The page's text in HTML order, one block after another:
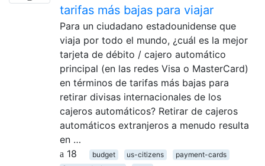
tarifas más bajas para viajar
Para un ciudadano estadounidense que
viaja por todo el mundo, ¿cuál es la mejor
tarjeta de débito / cajero automático
principal (en las redes Visa o MasterCard)
en términos de tarifas más bajas para
retirar divisas internacionales de los
cajeros automáticos? Retirar de cajeros
automáticos extranjeros a menudo resulta
en …
18
budget us-citizens
payment-cards